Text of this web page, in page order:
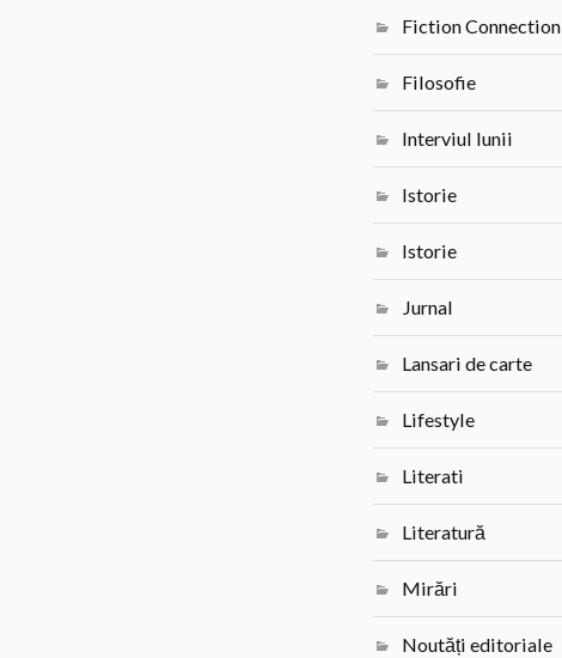
Fiction Connection
Filosofie
Interviul lunii
Istorie
Istorie
Jurnal
Lansari de carte
Lifestyle
Literati
Literatură
Mirări
Noutăți editoriale